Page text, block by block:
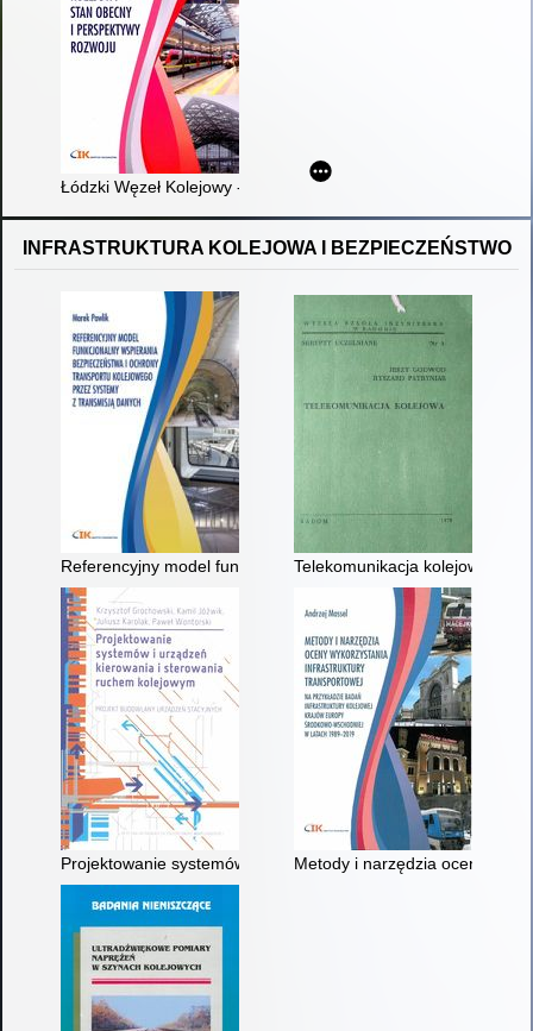
Łódzki Węzeł Kolejowy - stan obecny i perspektywy rozwoju :
INFRASTRUKTURA KOLEJOWA I BEZPIECZEŃSTWO
Referencyjny model funkcjonalny wspierania
Telekomunikacja kolejowa
Projektowanie systemów i urządzeń kierowania i sterowania
Metody i narzędzia oceny